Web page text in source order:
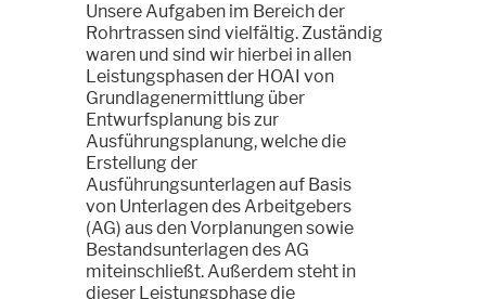
Unsere Aufgaben im Bereich der
Rohrtrassen sind vielfältig. Zuständig
waren und sind wir hierbei in allen
Leistungsphasen der HOAI von
Grundlagenermittlung über
Entwurfsplanung bis zur
Ausführungsplanung, welche die
Erstellung der
Ausführungsunterlagen auf Basis
von Unterlagen des Arbeitgebers
(AG) aus den Vorplanungen sowie
Bestandsunterlagen des AG
miteinschließt. Außerdem steht in
dieser Leistungsphase die